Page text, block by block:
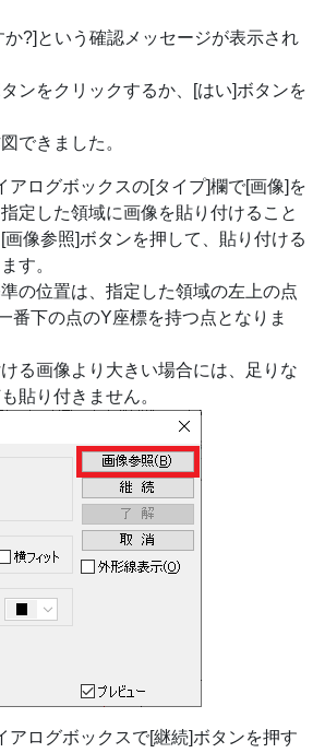
か?]という確認メッセージが表示され
ンをクリックするか、[はい]ボタンを
できました。
アログボックスの[タイプ]欄で[画像]を
定した領域に画像を貼り付けること
画像参照]ボタンを押して、貼り付ける
す。
の位置は、指定した領域の左上の点
番下の点のY座標を持つ点となりま
る画像より大きい場合には、足りな
貼り付きません。
アログボックスで[継続]ボタンを押す